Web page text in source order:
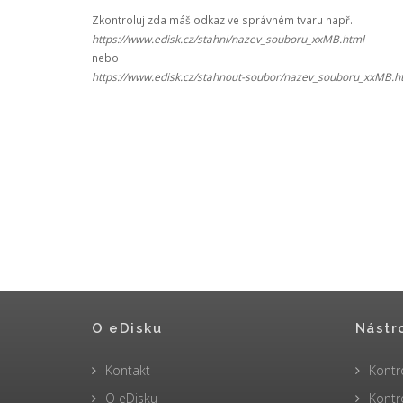
Zkontroluj zda máš odkaz ve správném tvaru např.
https://www.edisk.cz/stahni/nazev_souboru_xxMB.html
nebo
https://www.edisk.cz/stahnout-soubor/
O eDisku
Kontakt
O eDisku